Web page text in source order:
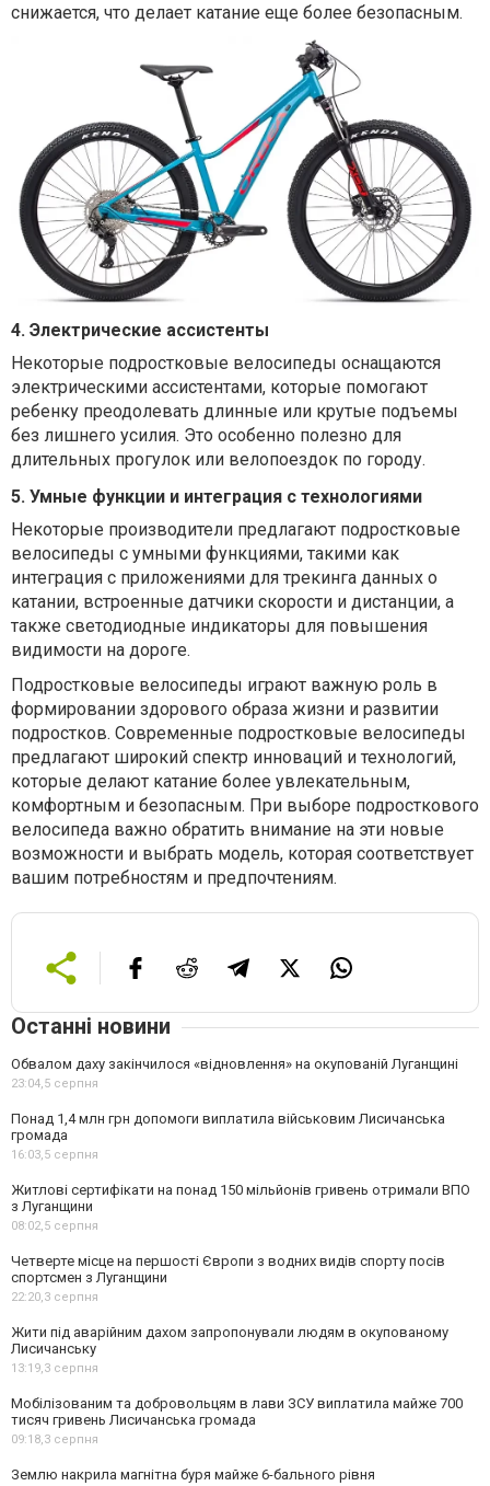
снижается, что делает катание еще более безопасным.
4. Электрические ассистенты
Некоторые подростковые велосипеды оснащаются
электрическими ассистентами, которые помогают
ребенку преодолевать длинные или крутые подъемы
без лишнего усилия. Это особенно полезно для
длительных прогулок или велопоездок по городу.
5. Умные функции и интеграция с технологиями
Некоторые производители предлагают подростковые
велосипеды с умными функциями, такими как
интеграция с приложениями для трекинга данных о
катании, встроенные датчики скорости и дистанции, а
также светодиодные индикаторы для повышения
видимости на дороге.
Подростковые велосипеды играют важную роль в
формировании здорового образа жизни и развитии
подростков. Современные подростковые велосипеды
предлагают широкий спектр инноваций и технологий,
которые делают катание более увлекательным,
комфортным и безопасным. При выборе подросткового
велосипеда важно обратить внимание на эти новые
возможности и выбрать модель, которая соответствует
вашим потребностям и предпочтениям.
Останні новини
Обвалом даху закінчилося «відновлення» на окупованій Луганщині
23:04,5 серпня
Понад 1,4 млн грн допомоги виплатила військовим Лисичанська
громада
16:03,5 серпня
Житлові сертифікати на понад 150 мільйонів гривень отримали ВПО
з Луганщини
08:02,5 серпня
Четверте місце на першості Європи з водних видів спорту посів
спортсмен з Луганщини
22:20,3 серпня
Жити під аварійним дахом запропонували людям в окупованому
Лисичанську
13:19,3 серпня
Мобілізованим та добровольцям в лави ЗСУ виплатила майже 700
тисяч гривень Лисичанська громада
09:18,3 серпня
Землю накрила магнітна буря майже 6-бального рівня